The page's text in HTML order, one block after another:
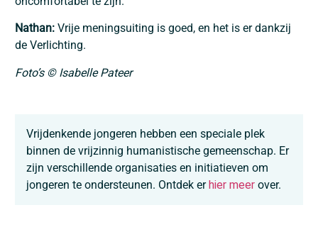
Nathan: Vrije meningsuiting is goed, en het is er dankzij
de Verlichting.
Foto’s © Isabelle Pateer
Vrijdenkende jongeren hebben een speciale plek
binnen de vrijzinnig humanistische gemeenschap. Er
zijn verschillende organisaties en initiatieven om
jongeren te ondersteunen. Ontdek er hier meer over.